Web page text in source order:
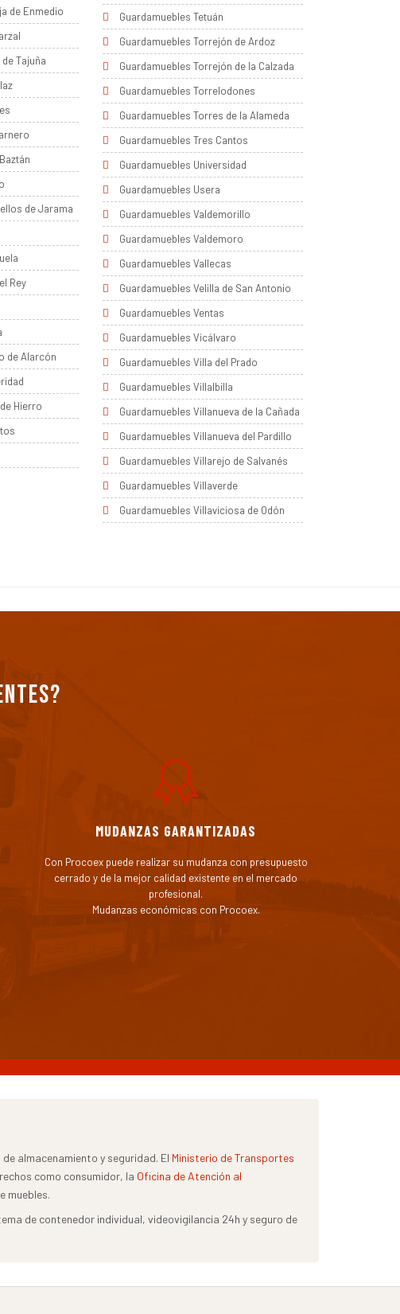
de Enmedio
Tajuña
de Jarama
Rey
de Alarcón
Hierro
Guardamuebles Tetuán
Guardamuebles Torrejón de Ardoz
Guardamuebles Torrejón de la Calzada
Guardamuebles Torrelodones
Guardamuebles Torres de la Alameda
Guardamuebles Tres Cantos
Guardamuebles Universidad
Guardamuebles Usera
Guardamuebles Valdemorillo
Guardamuebles Valdemoro
Guardamuebles Vallecas
Guardamuebles Velilla de San Antonio
Guardamuebles Ventas
Guardamuebles Vicálvaro
Guardamuebles Villa del Prado
Guardamuebles Villalbilla
Guardamuebles Villanueva de la Cañada
Guardamuebles Villanueva del Pardillo
Guardamuebles Villarejo de Salvanés
Guardamuebles Villaverde
Guardamuebles Villaviciosa de Odón
MUDANZAS GARANTIZADAS
Con Procoex puede realizar su mudanza con presupuesto
cerrado y de la mejor calidad existente en el mercado
profesional.
Mudanzas económicas con Procoex.
almacenamiento y seguridad. El Ministerio de Transportes
como consumidor, la Oficina de Atención al
muebles.
de contenedor individual, videovigilancia 24h y seguro de